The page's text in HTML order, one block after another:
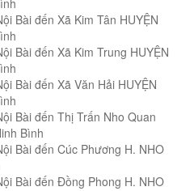
Bài đến Xã Kim Tân HUYỆN
Bài đến Xã Kim Trung HUYỆN
Bài đến Xã Văn Hải HUYỆN
Bài đến Thị Trấn Nho Quan
Bình
Bài đến Cúc Phương H. NHO
Bài đến Đồng Phong H. NHO